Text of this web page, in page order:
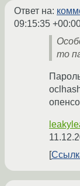
Ответ на:
09:15:35
то